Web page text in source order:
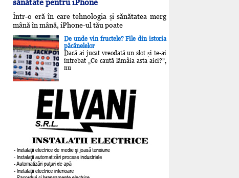
sănătate pentru iPhone
Într-o eră în care tehnologia și sănătatea merg
mână în mână, iPhone-ul tău poate
De unde vin fructele? File din istoria
păcănelelor
Dacă ai jucat vreodată un slot și te-ai
întrebat „Ce caută lămâia asta aici?”,
nu